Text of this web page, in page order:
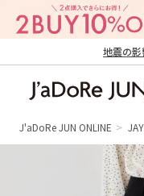
地震の
ン オンライン）
J'aDoRe JUN ONLINE